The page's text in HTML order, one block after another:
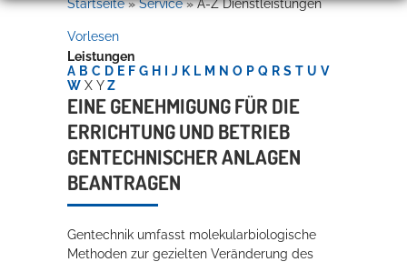
Kultur
Bildung
Wirtschaft
Willkommen in Hockenheim
Startseite»Service»A-Z Dienstleistungen
Vorlesen
Leistungen
A B C D E F G H J K L M N O P Q R S T U V
W X Y Z
EINE GENEHMIGUNG FÜR DIE
ERRICHTUNG UND BETRIEB
GENTECHNISCHER ANLAGEN
BEANTRAGEN
Gentechnik umfasst molekularbiologische
Methoden zur gezielten Veränderung des